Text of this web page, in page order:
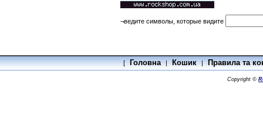
¬ведите символы, которые видите
[ Головна | Кошик | Правила та
Copyright ©